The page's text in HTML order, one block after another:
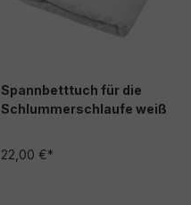
Spannbetttuch für die
Schlummerschlaufe weiß
22,00 €*